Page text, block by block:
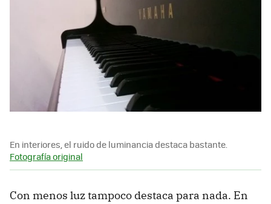
En interiores, el ruido de luminancia destaca bastante.
Fotografía original
Con menos luz tampoco destaca para nada. En